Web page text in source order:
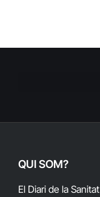
QUI SOM?
El Diari de la Sanitat